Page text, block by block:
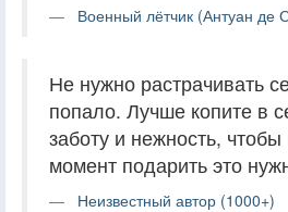
Военный лётчик (Антуан де
Не нужно растрачивать
попало. Лучше копите в
заботу и нежность,
момент подарить это
Неизвестный автор (1000+)